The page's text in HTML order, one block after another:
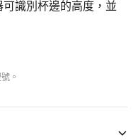
識別杯邊的高度，並
。